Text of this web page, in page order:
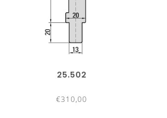
25.502
€310,00